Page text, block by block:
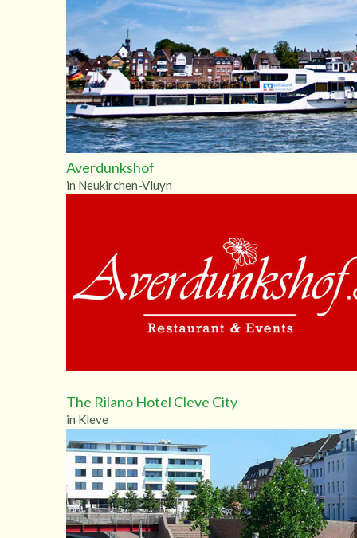
Averdunkshof
in Neukirchen-Vluyn
The Rilano Hotel Cleve City
in Kleve